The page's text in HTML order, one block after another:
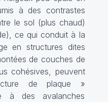
à des contrastes
le sol (plus chaud)
ce qui conduit à la
en structures dites
de couches de
cohésives, peuvent
de plaque »
à des avalanches